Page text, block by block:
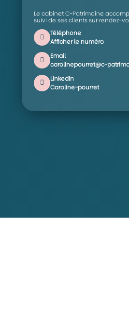
Le cabinet C-Patrimoine
suivi de ses clients sur rendez-
Téléphone
Afficher le numéro
Email
carolinepourret@c-
Linkedin
Caroline-pourret